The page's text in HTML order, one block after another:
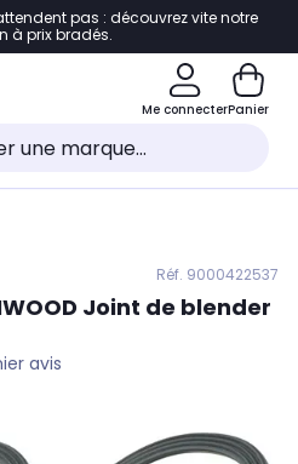
navigation
de page
pas : découvrez vite notre
à prix bradés.
Me connecterPanier
Réf. 9000422537
Joint de blender
avis